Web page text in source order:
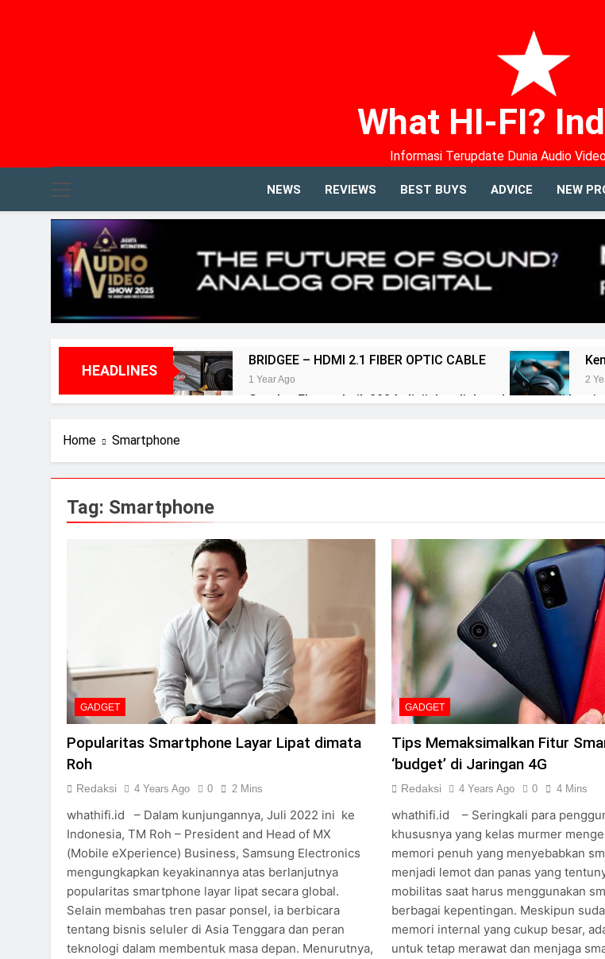
What HI-FI?
Informasi Terupdate Dunia Audio
NEWS REVIEWS BEST BUYS ADVICE NEW
HEADLINES
BRIDGEE – HDMI 2.1 FIBER OPTIC CABLE
1 Year Ago 2
Speaker Elac terbaik 2024: diuji dan diulas oleh tim ahli kami
Review Neumann NDH-20 14 soundtrack
2 Years Ago
Cabasse merilis
3 Years Ago
Home Smartphone
Tag: Smartphone
GADGET
Popularitas Smartphone Layar Lipat dimata
Roh
Redaksi 4 Years Ago 0 2 Mins
whathifi.id – Dalam kunjungannya, Juli 2022 ini ke
Indonesia, TM Roh – President and Head of MX
(Mobile eXperience) Business, Samsung Electronics
mengungkapkan keyakinannya atas berlanjutnya
popularitas smartphone layar lipat secara global.
Selain membahas tren pasar ponsel, ia berbicara
tentang bisnis seluler di Asia Tenggara dan peran
teknologi dalam membentuk masa depan. Menurutnya,
GADGET
Tips Memaksimalkan Fitur
‘budget’ di Jaringan 4G
Redaksi 4 Years Ago 0 4 Mins
whathifi.id – Seringkali para
khususnya yang kelas murmer
memori penuh yang menyebabkan
menjadi lemot dan panas yang
mobilitas saat harus menggunakan
berbagai kepentingan. Meskipun
memori internal yang cukup besar,
untuk tetap merawat dan menjaga